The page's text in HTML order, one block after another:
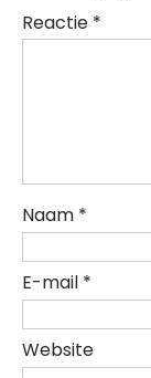
Reactie *
Naam *
E-mail *
Website